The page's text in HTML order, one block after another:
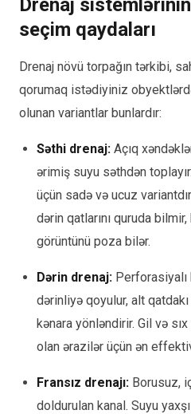
Drenaj
seçim qaydaları
Drenaj növü torpağın tərkibi,
qorumaq istədiyiniz
olunan variantlar bunlardır:
Səthi drenaj: Açıq
ərimiş suyu səthdən
üçün sadə və ucuz
dərin qatlarını quruda
görüntünü poza bilər.
Dərin drenaj:
dərinliyə qoyulur, alt
kənara yönləndirir. Gil və
olan ərazilər üçün ən
Fransız drenajı: Borusuz,
doldurulan kanal. Suyu